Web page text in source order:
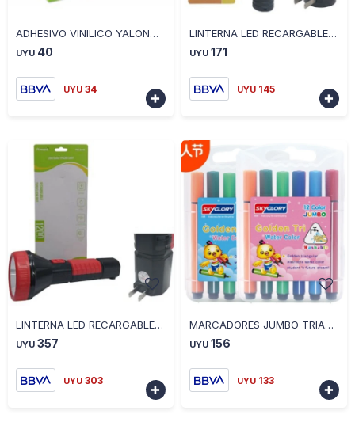
ADHESIVO VINILICO YALONG 80G
UYU 40
UYU 34

LINTERNA LED RECARGABLE 20CM
UYU 171
UYU 145

LINTERNA LED RECARGABLE 23CM
UYU 357
UYU 303

MARCADORES JUMBO TRIANGULARES 12 UNIDADES
UYU 156
UYU 133
+
